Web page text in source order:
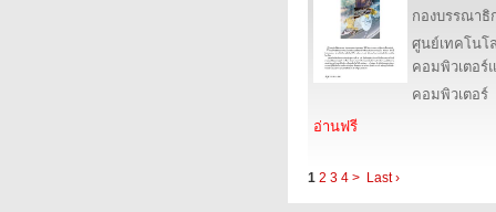
กองบรรณาธิ
ศูนย์เทคโนโ
คอมพิวเตอร์
คอมพิวเตอร์
อ่านฟรี
1 2 3 4 > Last ›